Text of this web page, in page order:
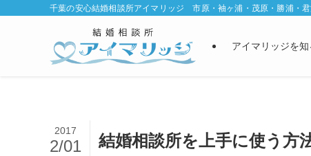
千葉の安心結婚相談所アイマリッジ 市原・袖ヶ浦・茂原・勝浦・
アイマリッジを
結婚相談所を上手に使う方
2017
2/01